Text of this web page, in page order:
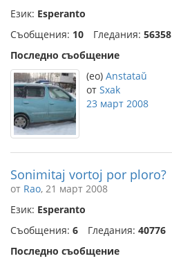
Език: Esperanto
Съобщения: 10 Гледания: 56358
Последно съобщение
(eo) Anstataŭ
от Sxak
23 март 2008
Sonimitaj vortoj por ploro?
от Rao, 21 март 2008
Език: Esperanto
Съобщения: 6 Гледания: 40776
Последно съобщение